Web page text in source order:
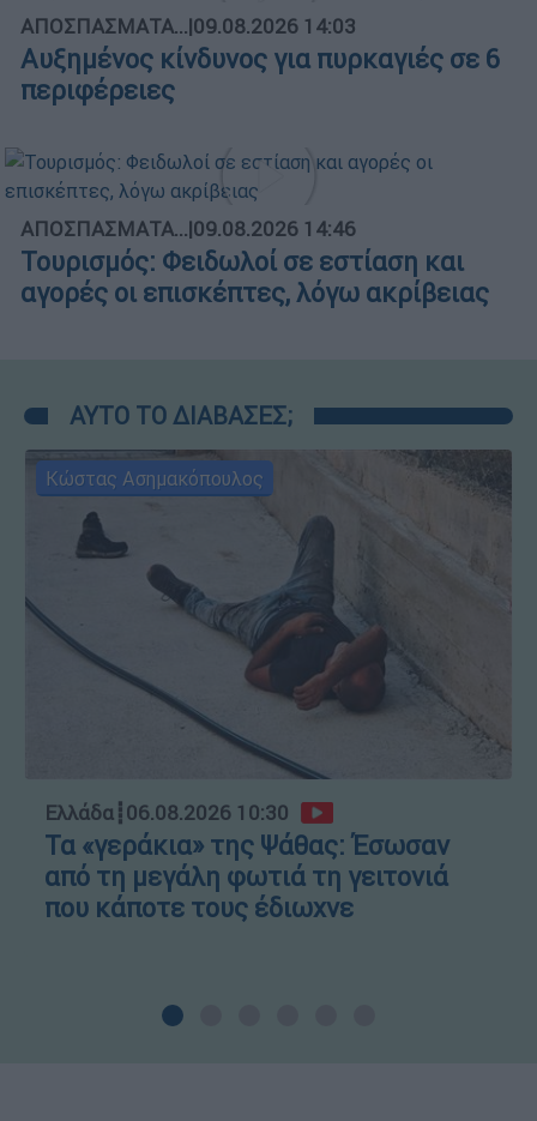
ΑΠΟΣΠΑΣΜΑΤΑ...|09.08.2026 14:03
Αυξημένος κίνδυνος για πυρκαγιές σε 6
περιφέρειες
ΑΠΟΣΠΑΣΜΑΤΑ...|09.08.2026 14:46
Τουρισμός: Φειδωλοί σε εστίαση και
αγορές οι επισκέπτες, λόγω ακρίβειας
ΑΥΤΟ ΤΟ ΔΙΑΒΑΣΕΣ;
Κώστας Ασημακόπουλος
Ελλάδα┋06.08.2026 10:30
Τα «γεράκια» της Ψάθας: Έσωσαν
από τη μεγάλη φωτιά τη γειτονιά
που κάποτε τους έδιωχνε